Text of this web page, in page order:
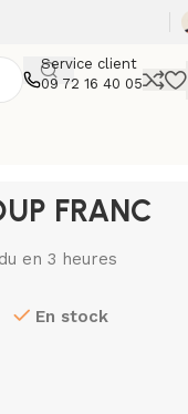
Service client
09 72 16 40 05
FRANC
en 3 heures
En stock